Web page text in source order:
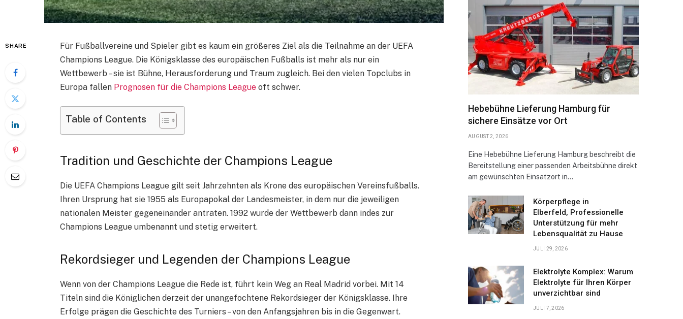
SHARE
Für Fußballvereine und Spieler gibt es kaum ein größeres Ziel als die Teilnahme an der UEFA
Champions League. Die Königsklasse des europäischen Fußballs ist mehr als nur ein
Wettbewerb – sie ist Bühne, Herausforderung und Traum zugleich. Bei den vielen Topclubs in
Europa fallen Prognosen für die Champions Leagueoft schwer.
Table of Contents
Tradition und Geschichte der Champions League
Die UEFA Champions League gilt seit Jahrzehnten als Krone des europäischen Vereinsfußballs.
Ihren Ursprung hat sie 1955 als Europapokal der Landesmeister, in dem nur die jeweiligen
nationalen Meister gegeneinander antraten. 1992 wurde der Wettbewerb dann indes zur
Champions League umbenannt und stetig erweitert.
Rekordsieger und Legenden der Champions League
Wenn von der Champions League die Rede ist, führt kein Weg an Real Madrid vorbei. Mit 14
Titeln sind die Königlichen derzeit der unangefochtene Rekordsieger der Königsklasse. Ihre
Erfolge prägen die Geschichte des Turniers – von den Anfangsjahren bis in die Gegenwart.
Hebebühne Lieferung Hamburg für
sichere Einsätze vor Ort
AUGUST 2, 2026
Eine Hebebühne Lieferung Hamburg beschreibt die
Bereitstellung einer passenden Arbeitsbühne direkt
am gewünschten Einsatzort in…
Körperpflege in
Elberfeld, Professionelle
Unterstützung für mehr
Lebensqualität zu Hause
JULI 29, 2026
Elektrolyte Komplex: Warum
Elektrolyte für Ihren Körper
unverzichtbar sind
JULI 7, 2026